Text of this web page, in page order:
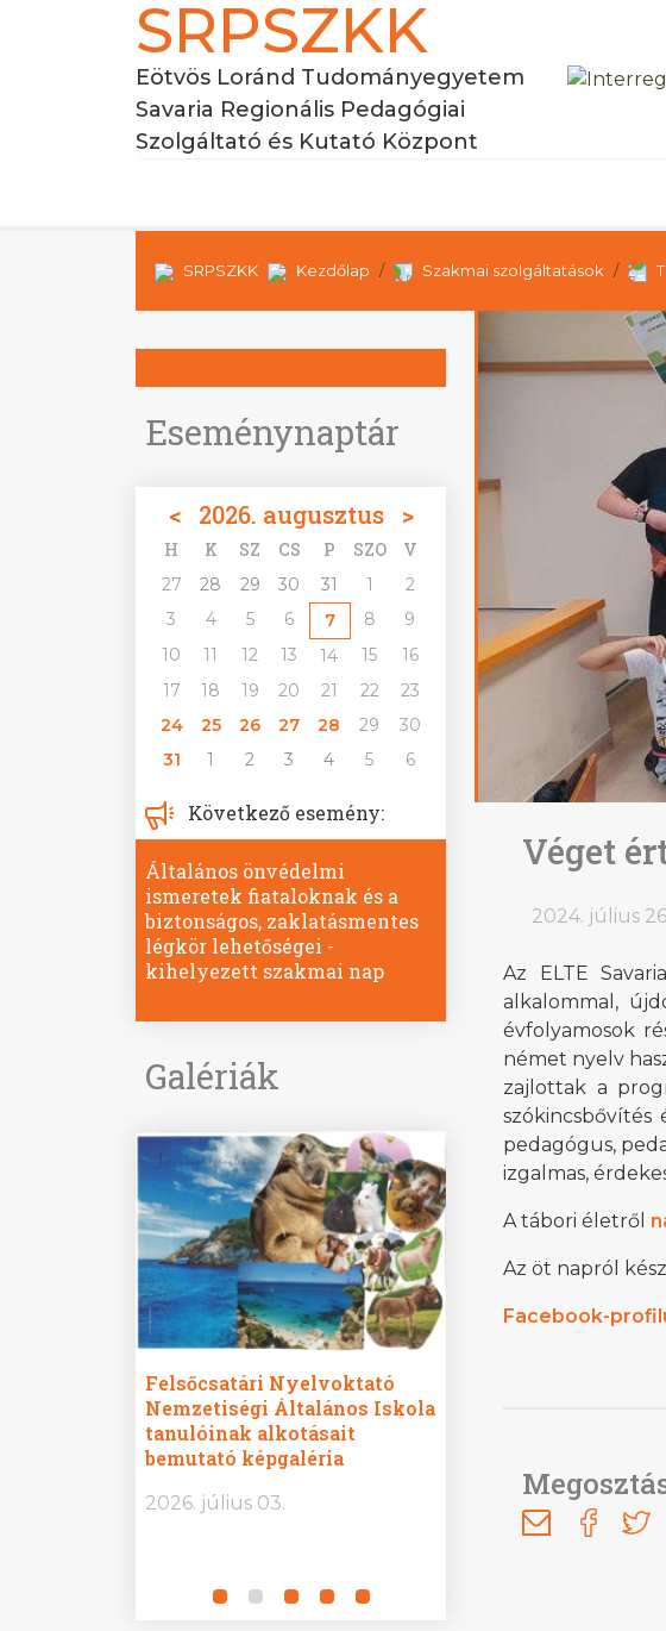
SRPSZKK
Eötvös Loránd Tudományegyetem
Savaria Regionális Pedagógiai
Szolgáltató és Kutató Központ
SRPSZKK Kezdőlap Szakmai szolgáltatások
Eseménynaptár
< 2026. augusztus >
H K SZ CS P SZO V
27 28 29 30 31 1
2
3
4 5 6 7 8
9
10
11 12 13 14 15
16
17
18 19 20 21 22
23
24
25 26 27 28 29
30
31
1 2 3 4 5 6
Következő esemény:
Általános önvédelmi
ismeretek fiataloknak és a
biztonságos, zaklatásmentes
légkör lehetőségei -
kihelyezett szakmai nap
Galériák
Felsőcsatári Nyelvoktató
Nemzetiségi Általános Iskola
tanulóinak alkotásait
bemutató képgaléria
2026. július 03. 2026. július 03.
Véget
2024. július
Az ELTE
alkalommal,
évfolyamosok
német nyelv
zajlottak a
szókincsbővítés
pedagógus,
izgalmas,
A tábori életről
Az öt napról
Facebook-